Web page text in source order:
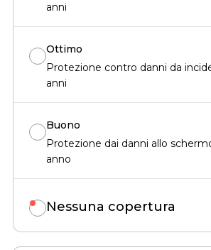
anni
Ottimo
Protezione contro danni da
anni
Buono
Protezione dai danni allo
anno
Nessuna copertura